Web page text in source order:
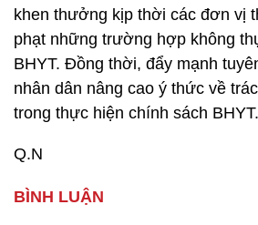
khen thưởng kịp thời các đơn vị
phạt những trường hợp không
BHYT. Đồng thời, đẩy mạnh
nhân dân nâng cao ý thức về
trong thực hiện chính sách BHYT.
Q.N